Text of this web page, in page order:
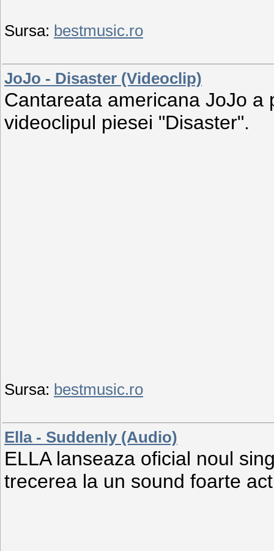
Sursa: bestmusic.ro
JoJo - Disaster (Videoclip)
Cantareata americana JoJo a
videoclipul piesei "Disaster".
Sursa: bestmusic.ro
Ella - Suddenly (Audio)
ELLA lanseaza oficial noul
trecerea la un sound foarte